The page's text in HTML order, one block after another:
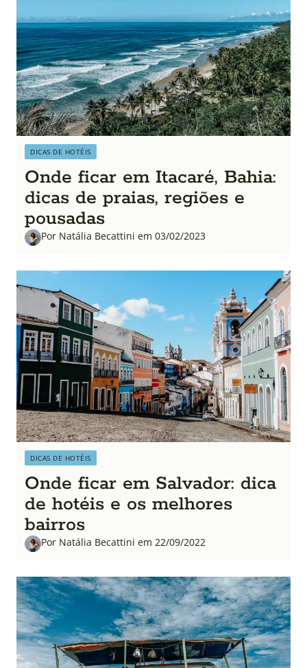
DICAS DE HOTÉIS
Onde ficar em Itacaré, Bahia:
dicas de praias, regiões e
pousadas
Por Natália Becattini em 03/02/2023
DICAS DE HOTÉIS
Onde ficar em Salvador: dica
de hotéis e os melhores
bairros
Por Natália Becattini em 22/09/2022